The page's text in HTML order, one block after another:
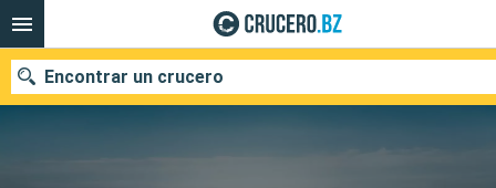
Encontrar un crucero